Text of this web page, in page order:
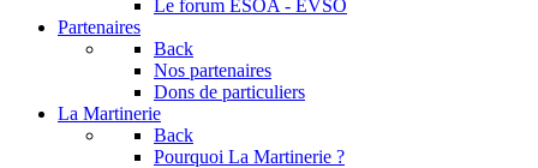
Le forum ESOA - EVSO
Partenaires
Back
Nos partenaires
Dons de particuliers
La Martinerie
Back
Pourquoi La Martinerie ?